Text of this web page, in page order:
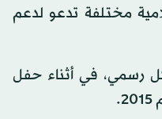
مختلفة تدعو لدعم
رسمي، في أثناء حفل